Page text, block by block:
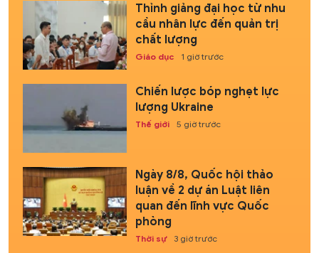
Thỉnh giảng đại học từ nhu
cầu nhân lực đến quản trị
chất lượng
Giáo dục 1 giờ trước
Chiến lược bóp nghẹt lực
lượng Ukraine
Thế giới 5 giờ trước
Ngày 8/8, Quốc hội thảo
luận về 2 dự án Luật liên
quan đến lĩnh vực Quốc
phòng
Thời sự 3 giờ trước